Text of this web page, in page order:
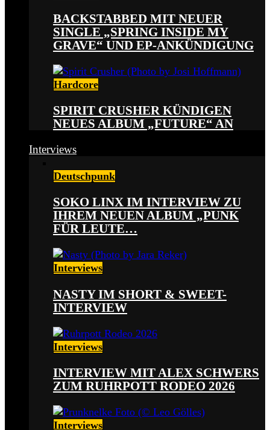
BACKSTABBED MIT NEUER
SINGLE „SPRING INSIDE MY
GRAVE“ UND EP-ANKÜNDIGUNG
Hardcore
SPIRIT CRUSHER KÜNDIGEN
NEUES ALBUM „FUTURE“ AN
Interviews
Deutschpunk
SOKO LINX IM INTERVIEW ZU
IHREM NEUEN ALBUM „PUNK
FÜR LEUTE…
Interviews
NASTY IM SHORT & SWEET-
INTERVIEW
Interviews
INTERVIEW MIT ALEX SCHWERS
ZUM RUHRPOTT RODEO 2026
Interviews